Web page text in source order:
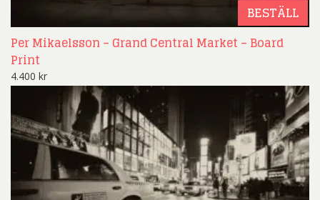
BESTÄLL
Per Mikaelsson – Grand Central Market – Board
Print
4.400 kr